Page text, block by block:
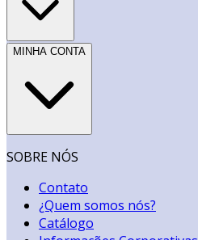
MINHA CONTA
SOBRE NÓS
Contato
¿Quem somos nós?
Catálogo